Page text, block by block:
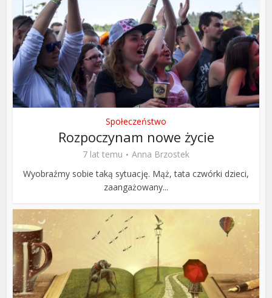
Społeczeństwo
Rozpoczynam nowe życie
7 lat temu
Anna Brzostek
Wyobraźmy sobie taką sytuację. Mąż, tata czwórki dzieci,
zaangażowany...